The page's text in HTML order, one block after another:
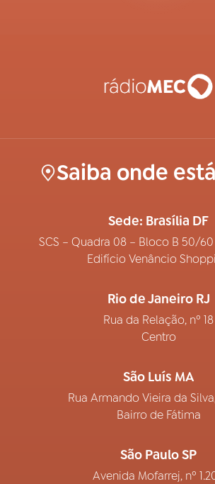
Saiba onde
Sede: Brasília DF
SCS – Quadra 08 – Bloco B 50/60
Edifício Venâncio
Rio de Janeiro RJ
Rua da Relação, nº 18
Centro
São Luís MA
Rua Armando Vieira da
Bairro de Fátima
São Paulo SP
Avenida Mofarrej, nº